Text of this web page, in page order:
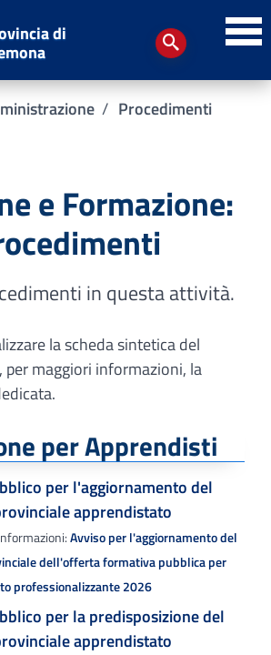
di
Procedimenti
e Formazione:
in questa attività.
la scheda sintetica del
maggiori informazioni, la
per Apprendisti
per l'aggiornamento del
apprendistato
Avviso per l'aggiornamento del
dell'offerta formativa pubblica per
professionalizzante 2026
per la predisposizione del
apprendistato